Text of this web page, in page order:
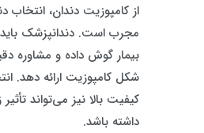
از کامپوزیت دندان،
مجرب است. دندانپزشک
بیمار گوش داده و مشاوره
شکل کامپوزیت ارائه دهد.
کیفیت بالا نیز می‌تواند
داشته باشد.